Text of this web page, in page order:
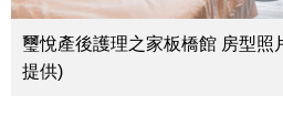
璽悅產後護理之家板橋館 房型照
提供)